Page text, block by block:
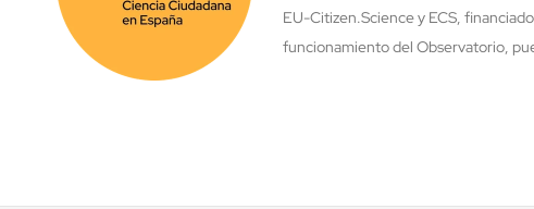
EU-Citizen.Science y ECS,
funcionamiento del Observatorio,